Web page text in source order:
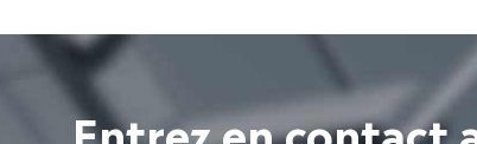
Entrez en contact